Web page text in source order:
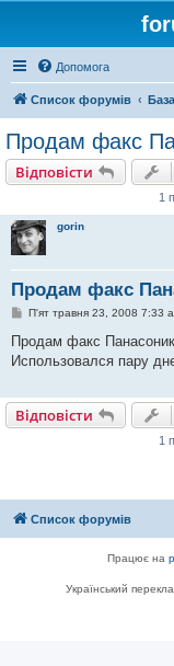
Допомога
Список форумів
Продам факс
Відповісти
1
gorin
Продам факс
П
в
д
л
е
н
П'ят травня 23, 2008 7:33
Продам факс
Использовался пару
Відповісти
1
Список форумів
Працює на
Український